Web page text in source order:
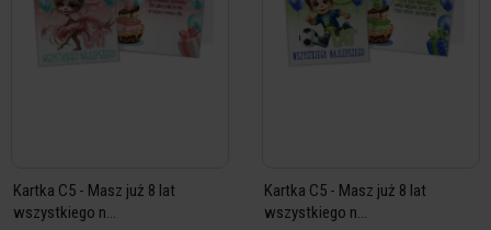
Kartka C5 - Masz już 8 lat
wszystkiego n...
Kartka C5 - Masz już 8 lat
wszystkiego n...